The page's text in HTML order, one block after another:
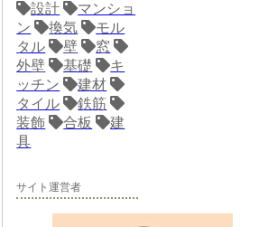
設計
マンショ
ン
換気
モル
タル
壁
窓
外壁
基礎
キ
ッチン
建材
タイル
鉄筋
装飾
合板
建
具
サイト運営者